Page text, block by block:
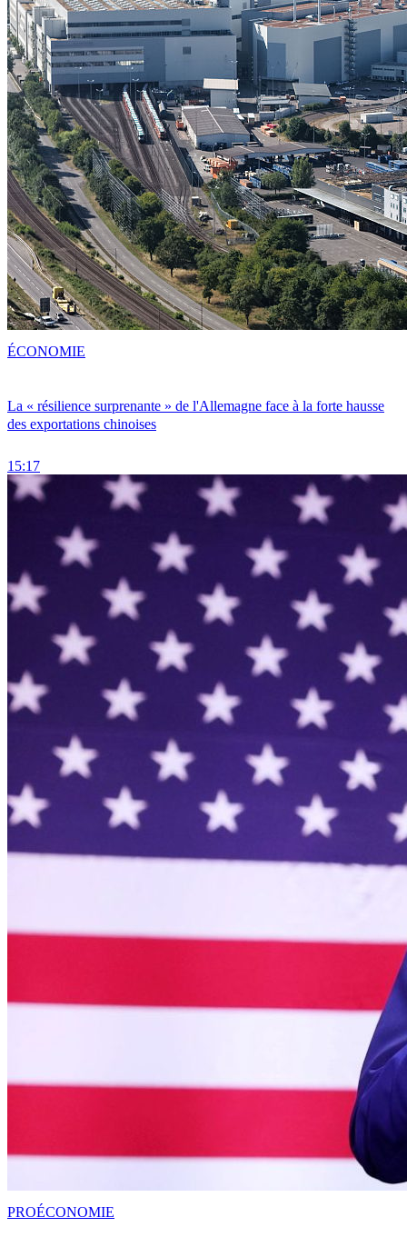
La « résilience surprenante » de l'Allemagne face à la forte hausse
des exportations chinoises
15:17
ÉCONOMIE
PROÉCONOMIE